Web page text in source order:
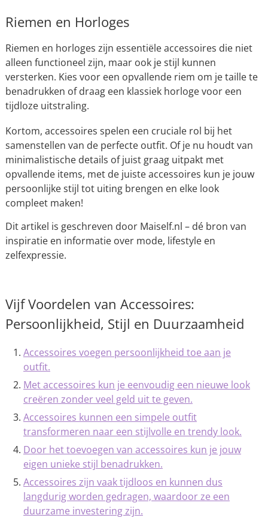
Riemen en Horloges
Riemen en horloges zijn essentiële accessoires die niet
alleen functioneel zijn, maar ook je stijl kunnen
versterken. Kies voor een opvallende riem om je taille te
benadrukken of draag een klassiek horloge voor een
tijdloze uitstraling.
Kortom, accessoires spelen een cruciale rol bij het
samenstellen van de perfecte outfit. Of je nu houdt van
minimalistische details of juist graag uitpakt met
opvallende items, met de juiste accessoires kun je jouw
persoonlijke stijl tot uiting brengen en elke look
compleet maken!
Dit artikel is geschreven door Maiself.nl – dé bron van
inspiratie en informatie over mode, lifestyle en
zelfexpressie.
Vijf Voordelen van Accessoires:
Persoonlijkheid, Stijl en Duurzaamheid
Accessoires voegen persoonlijkheid toe aan je
outfit.
Met accessoires kun je eenvoudig een nieuwe look
creëren zonder veel geld uit te geven.
Accessoires kunnen een simpele outfit
transformeren naar een stijlvolle en trendy look.
Door het toevoegen van accessoires kun je jouw
eigen unieke stijl benadrukken.
Accessoires zijn vaak tijdloos en kunnen dus
langdurig worden gedragen, waardoor ze een
duurzame investering zijn.